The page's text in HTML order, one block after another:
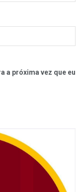
a próxima vez que eu